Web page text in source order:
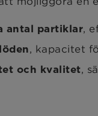
antal partiklar,
, kapacitet
och kvalitet,